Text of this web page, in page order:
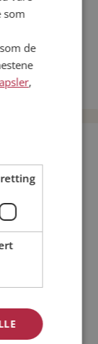
som
de
,